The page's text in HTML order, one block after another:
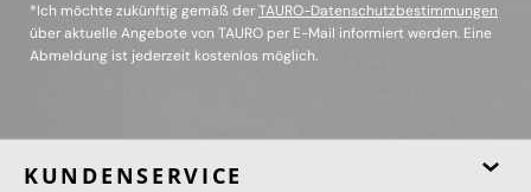
*Ich möchte zukünftig gemäß derTAURO-Datenschutzbestimmungen
über aktuelle Angebote von TAURO per E-Mail informiert werden. Eine
Abmeldung ist jederzeit kostenlos möglich.
KUNDENSERVICE